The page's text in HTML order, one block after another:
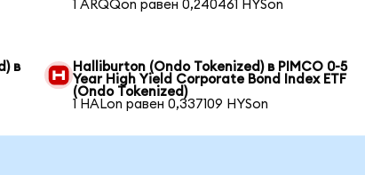
1 ARQQon равен 0,240461 HYSon
в
Halliburton (Ondo Tokenized) в PIMCO 0-5
Year High Yield Corporate Bond Index ETF
(Ondo Tokenized)
1 HALon равен 0,337109 HYSon